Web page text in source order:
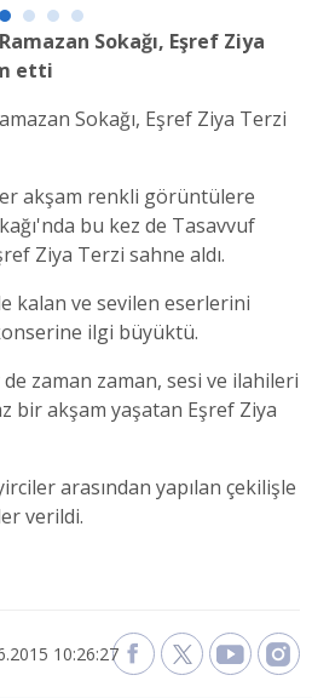
Sokağı, Eşref Ziya
etti
Sokağı, Eşref Ziya Terzi
akşam renkli görüntülere
bu kez de Tasavvuf
Ziya Terzi sahne aldı.
kalan ve sevilen eserlerini
ilgi büyüktü.
zaman zaman, sesi ve ilahileri
bir akşam yaşatan Eşref Ziya
arasından yapılan çekilişle
verildi.
10:26:27